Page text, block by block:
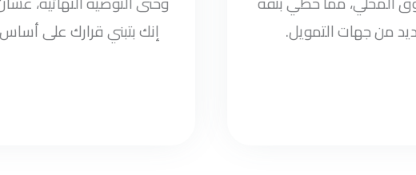
من جهات التمويل.
إنك بتبني قرارك على